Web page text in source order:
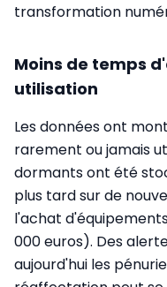
transformation
Moins de temps
utilisation
Les données ont
rarement ou jamais
dormants ont été
plus tard sur de
l'achat
000 euros). Des
aujourd'hui les